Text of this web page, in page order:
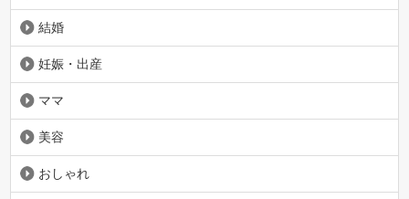
結婚
妊娠・出産
ママ
美容
おしゃれ